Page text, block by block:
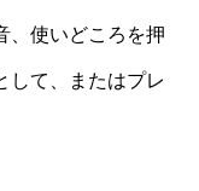
、使いどころを押
して、またはプレ